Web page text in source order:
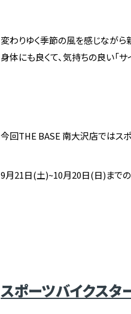
変わりゆく季節の風を感じながら
身体にも良くて、気持ちの良い「
今回THE BASE 南大沢店ではスポ
9月21日(土)~10月20日(日)まで
スポーツバイクスタ